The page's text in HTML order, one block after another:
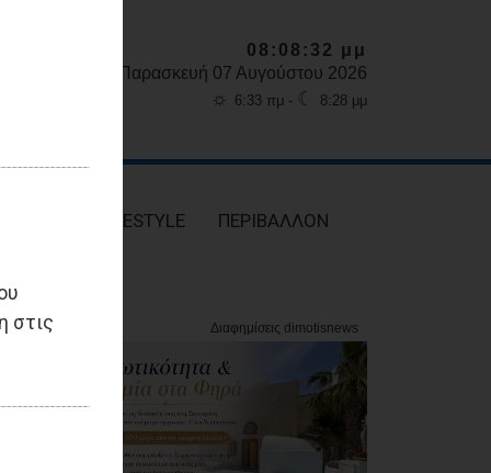
στις
08:08:34 μμ
Παρασκευή 07 Αυγούστου 2026
☼ 6:33 πμ - ☾ 8:28 μμ
LIFESTYLE ΠΕΡΙΒΑΛΛΟΝ